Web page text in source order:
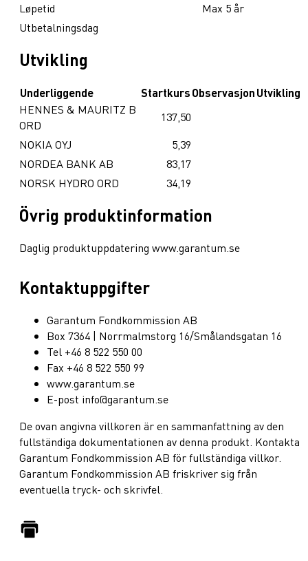
Løpetid
Max 5 år
Utbetalningsdag
Utvikling
Underliggende StartkursObservasjonUtvikling
HENNES & MAURITZ B
ORD
137,50
NOKIA OYJ
5,39
NORDEA BANK AB
83,17
NORSK HYDRO ORD
34,19
Övrig produktinformation
Daglig produktuppdatering www.garantum.se
Kontaktuppgifter
Garantum Fondkommission AB
Box 7364 | Norrmalmstorg 16/Smålandsgatan 16
Tel +46 8 522 550 00
Fax +46 8 522 550 99
www.garantum.se
E-post info@garantum.se
De ovan angivna villkoren är en sammanfattning av den
fullständiga dokumentationen av denna produkt. Kontakta
Garantum Fondkommission AB för fullständiga villkor.
Garantum Fondkommission AB friskriver sig från
eventuella tryck- och skrivfel.